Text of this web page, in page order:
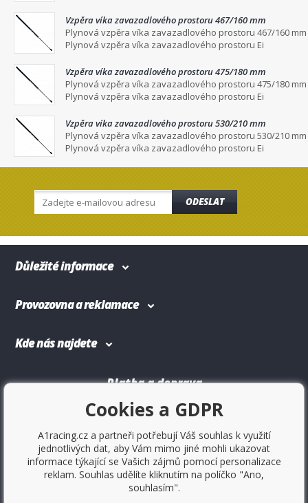
Vzpěra víka zavazadlového prostoru 467/160 mm
Plynová vzpěra víka zavazadlového prostoru 467/160 mm
Plynová vzpěra víka zavazadlového prostoru Ei
Vzpěra víka zavazadlového prostoru 475/180 mm
Plynová vzpěra víka zavazadlového prostoru 475/180 mm
Plynová vzpěra víka zavazadlového prostoru Ei
Vzpěra víka zavazadlového prostoru 530/210 mm
Plynová vzpěra víka zavazadlového prostoru 530/210 mm
Plynová vzpěra víka zavazadlového prostoru Ei
ODESLAT
Důležité informace
Provozovna a reklamace
Kde nás najdete
Platba a doprava
Cookies a GDPR
A1racing.cz a partneři potřebují Váš souhlas k využití
jednotlivých dat, aby Vám mimo jiné mohli ukazovat
informace týkající se Vašich zájmů pomocí personalizace
reklam. Souhlas udělíte kliknutím na políčko "Ano,
souhlasím".